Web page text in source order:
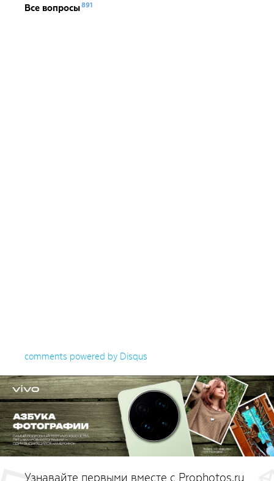
Все вопросы891
comments powered by Disqus
Узнавайте первыми вместе с Prophotos.ru